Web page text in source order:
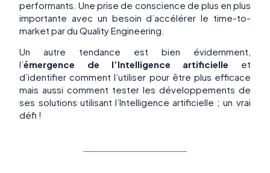
performants. Une prise de conscience de plus en plus
importante avec un besoin d’accélérer le time-to-
market par du Quality Engineering.
Un autre tendance est bien évidemment,
l’émergence de l’Intelligence artificielle et
d’identifier comment l’utiliser pour être plus efficace
mais aussi comment tester les développements de
ses solutions utilisant l’Intelligence artificielle ; un vrai
défi !